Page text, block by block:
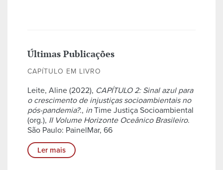
Últimas Publicações
CAPÍTULO EM LIVRO
Leite, Aline (2022), CAPÍTULO 2: Sinal azul para
o crescimento de injustiças socioambientais no
pós-pandemia?., in Time Justiça Socioambiental
(org.), II Volume Horizonte Oceânico Brasileiro.
São Paulo: PainelMar, 66
Ler mais